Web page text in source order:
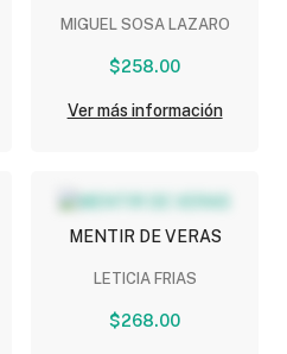
CULTO
MIGUEL SOSA LAZARO
$258.00
Ver más información
MENTIR DE VERAS
LETICIA FRIAS
$268.00